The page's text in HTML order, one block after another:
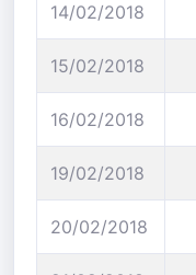
14/02/2018
15/02/2018
16/02/2018
19/02/2018
20/02/2018